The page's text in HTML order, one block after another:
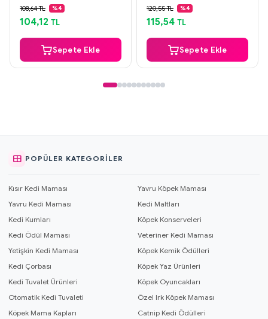
Güvenli Ödeme
Aynı Gün Kargo
108,64 TL %4
104,12 TL
Sepete Ekle
Güvenli Ödeme
Aynı Gün Kargo
120,55 TL %4
115,54 TL
Sepete Ekle
POPÜLER KATEGORILER
Kısır Kedi Maması
Yavru Köpek Maması
Yavru Kedi Maması
Kedi Maltları
Kedi Kumları
Köpek Konserveleri
Kedi Ödül Maması
Veteriner Kedi Maması
Yetişkin Kedi Maması
Köpek Kemik Ödülleri
Kedi Çorbası
Köpek Yaz Ürünleri
Kedi Tuvalet Ürünleri
Köpek Oyuncakları
Otomatik Kedi Tuvaleti
Özel Irk Köpek Maması
Köpek Mama Kapları
Catnip Kedi Ödülleri